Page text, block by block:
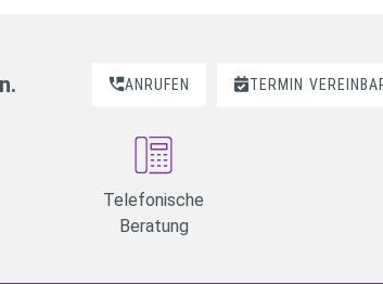
ANRUFEN TERMIN
Telefonische
Beratung